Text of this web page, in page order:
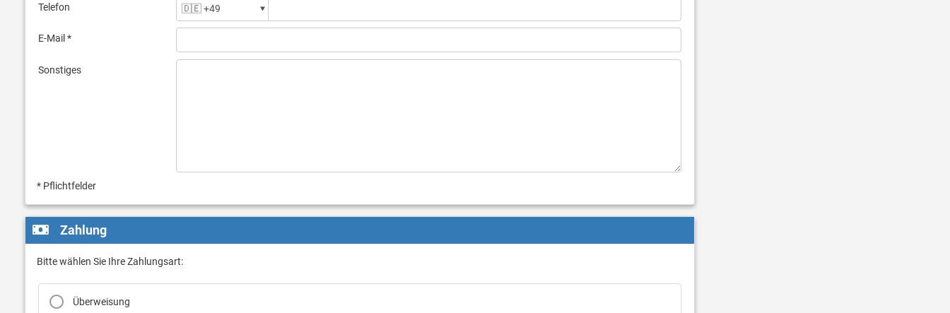
Telefon
E-Mail *
Sonstiges
* Pflichtfelder
Zahlung
Bitte wählen Sie Ihre Zahlungsart:
Überweisung